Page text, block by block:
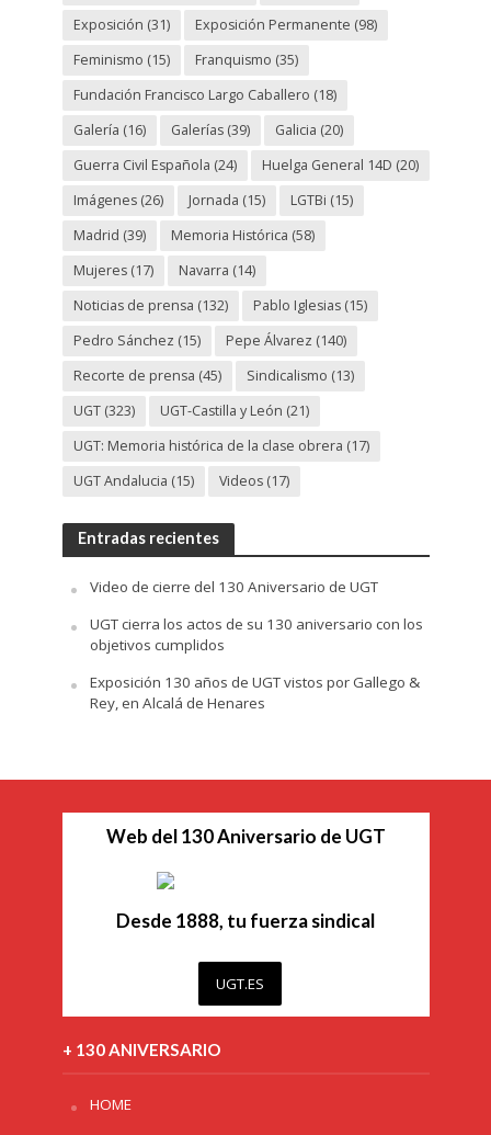
Exposición (31) Exposición Permanente (98)
Feminismo (15) Franquismo (35)
Fundación Francisco Largo Caballero (18)
Galería (16) Galerías(39) Galicia (20)
Guerra Civil Española (24) Huelga General 14D (20)
Imágenes(26) Jornada (15) LGTBi (15)
Madrid (39) Memoria Histórica (58)
Mujeres(17) Navarra (14)
Noticias de prensa (132) Pablo Iglesias(15)
Pedro Sánchez (15) Pepe Álvarez (140)
Recorte de prensa (45) Sindicalismo (13)
UGT(323) UGT-Castilla y León (21)
UGT: Memoria histórica de la clase obrera (17)
UGT Andalucia (15) Videos(17)
Entradas recientes
Video de cierre del 130 Aniversario de UGT
UGT cierra los actos de su 130 aniversario con los
objetivos cumplidos
Exposición 130 años de UGT vistos por Gallego &
Rey, en Alcalá de Henares
Web del 130 Aniversario de UGT
Desde 1888, tu fuerza sindical
UGT.ES
+ 130 ANIVERSARIO
HOME